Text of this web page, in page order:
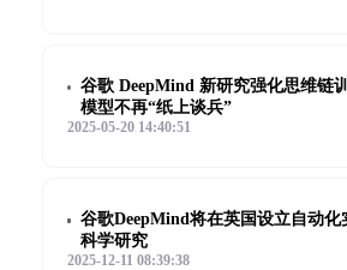
谷歌 DeepMind 新研究强化思维链
模型不再“纸上谈兵”
2025-05-20 14:40:51
谷歌DeepMind将在英国设立自动
科学研究
2025-12-11 08:39:38